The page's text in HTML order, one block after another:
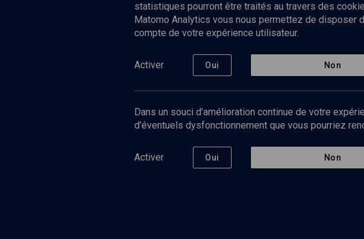
Nos Chaines
Culture
Limoud
Université
Podcast
statistiques pourront être traités au travers des
Matomo Analytics vous nous permettez de disposer
compte de votre expérience utilisateur.
Activer Oui Non
Dans un souci d’amélioration continue de votre
d’éventuels dysfonctionnement que vous pourriez
Activer Oui Non